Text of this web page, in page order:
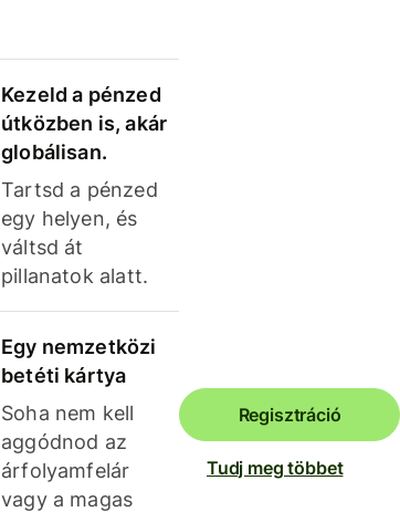
Kezeld a pénzed
útközben is, akár
globálisan.
Tartsd a pénzed
egy helyen, és
váltsd át
pillanatok alatt.
Egy nemzetközi
betéti kártya
Soha nem kell
aggódnod az
árfolyamfelár
vagy a magas
Regisztráció
Tudj meg többet